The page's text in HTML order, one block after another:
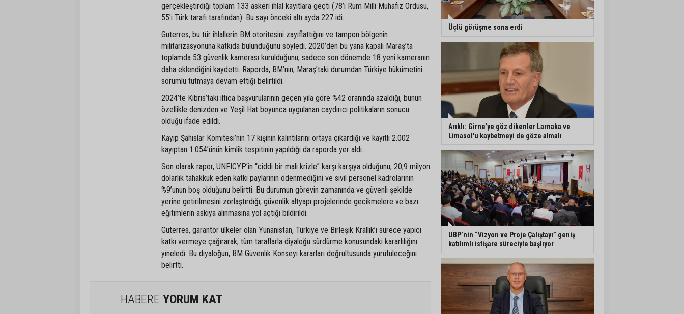
gerçekleştirdiği toplam 133 askeri ihlal kayıtlara geçti (78’i Rum Milli Muhafız Ordusu,
55’i Türk tarafı tarafından). Bu sayı önceki altı ayda 227 idi.
Guterres, bu tür ihlallerin BM otoritesini zayıflattığını ve tampon bölgenin
militarizasyonuna katkıda bulunduğunu söyledi. 2020’den bu yana kapalı Maraş’ta
toplamda 53 güvenlik kamerası kurulduğunu, sadece son dönemde 18 yeni kameranın
daha eklendiğini kaydetti. Raporda, BM’nin, Maraş’taki durumdan Türkiye hükümetini
sorumlu tutmaya devam ettiği belirtildi.
2024’te Kıbrıs’taki iltica başvurularının geçen yıla göre %42 oranında azaldığı, bunun
özellikle denizden ve Yeşil Hat boyunca uygulanan caydırıcı politikaların sonucu
olduğu ifade edildi.
Kayıp Şahıslar Komitesi’nin 17 kişinin kalıntılarını ortaya çıkardığı ve kayıtlı 2.002
kayıptan 1.054’ünün kimlik tespitinin yapıldığı da raporda yer aldı.
Son olarak rapor, UNFICYP’in “ciddi bir mali krizle” karşı karşıya olduğunu, 20,9 milyon
dolarlık tahakkuk eden katkı paylarının ödenmediğini ve sivil personel kadrolarının
%9’unun boş olduğunu belirtti. Bu durumun görevin zamanında ve güvenli şekilde
yerine getirilmesini zorlaştırdığı, güvenlik altyapı projelerinde gecikmelere ve bazı
eğitimlerin askıya alınmasına yol açtığı bildirildi.
Guterres, garantör ülkeler olan Yunanistan, Türkiye ve Birleşik Krallık’ı sürece yapıcı
katkı vermeye çağırarak, tüm taraflarla diyaloğu sürdürme konusundaki kararlılığını
yineledi. Bu diyaloğun, BM Güvenlik Konseyi kararları doğrultusunda yürütüleceğini
belirtti.
HABERE YORUM KAT
Üçlü görüşme sona erdi
Arıklı: Girne'ye göz dikenler Larnaka ve
Limasol'u kaybetmeyi de göze almalı
UBP’nin “Vizyon ve Proje Çalıştayı” geniş
katılımlı istişare süreciyle başlıyor